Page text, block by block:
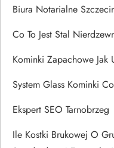
Biura Notarialne
Co To Jest Stal
Kominki Zapachowe Jak
System Glass Kominki
Ekspert SEO Tarnobrzeg
Ile Kostki Brukowej O